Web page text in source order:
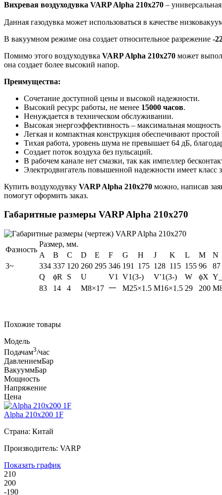
Вихревая воздуходувка VARP Alpha 210x270 –
Данная газодувка может использоваться в качестве
В вакуумном режиме она создает относительное разрежение -
Помимо этого воздуходувка VARP Alpha 210x270 может
она создает более высокий напор.
Преимущества:
Сочетание доступной цены и высокой надежности.
Высокий ресурс работы, не менее 15000 часов.
Ненуждается в техническом обслуживании.
Высокая энергоэффективность – максимальная мощность
Легкая и компактная конструкция обеспечивают
Тихая работа, уровень шума не превышает 64 дБ,
Создает поток воздуха без пульсаций.
В рабочем канале нет смазки, так как импеллер
Электродвигатель повышенной надежности имеет
Купить воздуходувку VARP Alpha 210x270 можно, написав
помогут оформить заказ.
Габаритные размеры VARP Alpha 210x270
Фазность
Размер, мм.
A
B C D E F G H J K L M
N
3~
334 337 120 260 295 346 191 175 128 115 155 96
87
Q
ϕR S U V1 V1(3-) V′1(3-) W ϕX
83
14 4 M8×17 一 M25×1.5 M16×1.5 29 200
Похожие товары
Модель
Подачам3/час
ДавлениемБар
ВакууммБар
Мощность
Напряжение
Цена
Alpha 210x200 1F
Страна: Китай
Производитель: VARP
Показать график
210
200
-190